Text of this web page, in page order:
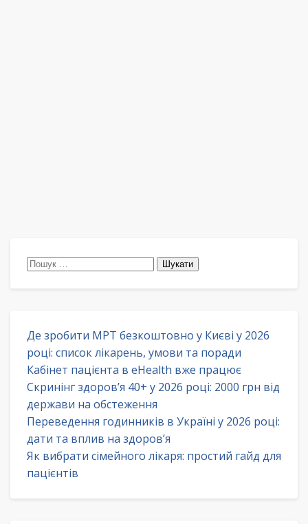
Пошук:
Де зробити МРТ безкоштовно у Києві у 2026
році: список лікарень, умови та поради
Кабінет пацієнта в eHealth вже працює
Скринінг здоров’я 40+ у 2026 році: 2000 грн від
держави на обстеження
Переведення годинників в Україні у 2026 році:
дати та вплив на здоров’я
Як вибрати сімейного лікаря: простий гайд для
пацієнтів